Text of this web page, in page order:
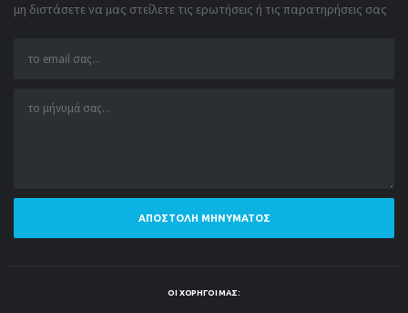
μη διστάσετε να μας στείλετε τις ερωτήσεις ή τις παρατηρήσεις σας
ΑΠΟΣΤΟΛΉ ΜΗΝΎΜΑΤΟΣ
ΟΙ ΧΟΡΗΓΟΊ ΜΑΣ: